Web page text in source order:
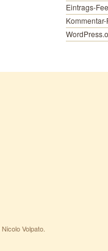
Eintrags-
Nicolo Volpato.